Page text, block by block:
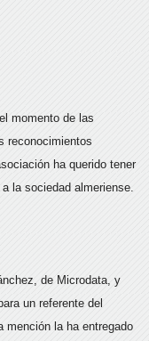
momento de las
reconocimientos
ha querido tener
la sociedad almeriense.
de Microdata, y
un referente del
mención la ha entregado